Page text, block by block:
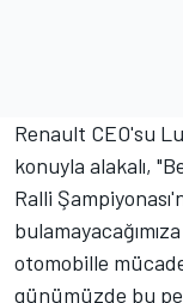
Renault CEO'su
konuyla alakalı,
Ralli
otomobille
günümüzde bu